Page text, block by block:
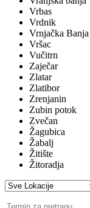
Vrbas
Vrdnik
Vrnjačka Banja
Vršac
Vučitrn
Zaječar
Zlatar
Zlatibor
Zrenjanin
Zubin potok
Zvečan
Žagubica
Žabalj
Žitište
Žitoradja